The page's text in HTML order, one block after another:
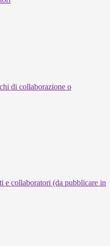
di collaborazione o
e collaboratori (da pubblicare in